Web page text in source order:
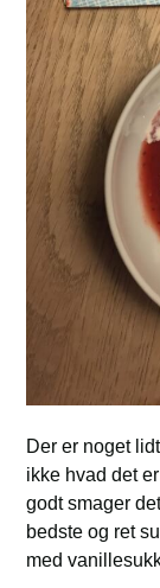
Der er noget
ikke hvad det
godt smager
bedste og ret
med